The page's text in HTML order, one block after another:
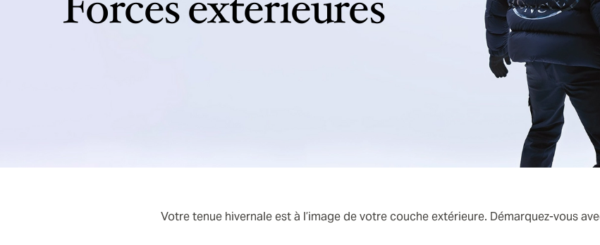
Votre tenue hivernale est à l’image de votre couche extérieure. Démarquez-vous